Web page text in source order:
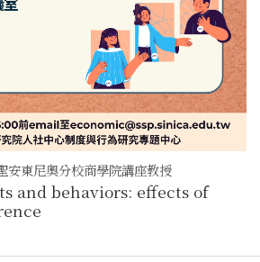
安東尼奧分校商學院講座教授
and behaviors: effects of